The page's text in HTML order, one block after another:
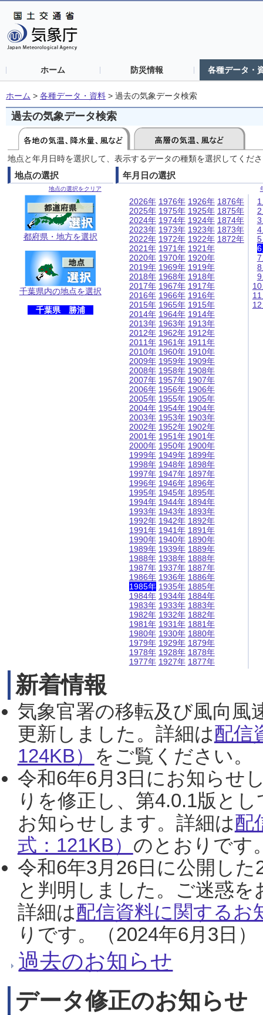
ホーム 防災情報 各種データ・
ホーム > 各種データ・資料 > 過去の気象データ検索
過去の気象データ検索
地点と年月日時を選択して、表示するデータの種類を選択してくだ
地点の選択
地点の選択をクリア
都府県・地方を選択
千葉県内の地点を選択
千葉県 勝浦
年月日の選択
2026年
2025年
2024年
2023年
2022年
2021年
2020年
2019年
2018年
2017年
2016年
2015年
2014年
2013年
2012年
2011年
2010年
2009年
2008年
2007年
2006年
2005年
2004年
2003年
2002年
2001年
2000年
1999年
1998年
1997年
1996年
1995年
1994年
1993年
1992年
1991年
1990年
1989年
1988年
1987年
1986年
1985年
1984年
1983年
1982年
1981年
1980年
1979年
1978年
1977年
1976年
1975年
1974年
1973年
1972年
1971年
1970年
1969年
1968年
1967年
1966年
1965年
1964年
1963年
1962年
1961年
1960年
1959年
1958年
1957年
1956年
1955年
1954年
1953年
1952年
1951年
1950年
1949年
1948年
1947年
1946年
1945年
1944年
1943年
1942年
1941年
1940年
1939年
1938年
1937年
1936年
1935年
1934年
1933年
1932年
1931年
1930年
1929年
1928年
1927年
1926年
1925年
1924年
1923年
1922年
1921年
1920年
1919年
1918年
1917年
1916年
1915年
1914年
1913年
1912年
1911年
1910年
1909年
1908年
1907年
1906年
1905年
1904年
1903年
1902年
1901年
1900年
1899年
1898年
1897年
1896年
1895年
1894年
1893年
1892年
1891年
1890年
1889年
1888年
1887年
1886年
1885年
1884年
1883年
1882年
1881年
1880年
1879年
1878年
1877年
1876年
1875年
1874年
1873年
1872年
新着情報
気象官署の移転及び風向風
更新しました。詳細は配信
124KB） をご覧ください。
令和6年6月3日にお知らせ
りを修正し、第4.0.1版と
お知らせします。詳細は配
式：121KB） のとおりです
令和6年3月26日に公開し
と判明しました。ご迷惑
詳細は配信資料に関するお
りです。（2024年6月3日）
過去のお知らせ
データ修正のお知らせ